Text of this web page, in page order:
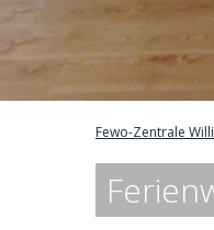
Fewo-Zentrale